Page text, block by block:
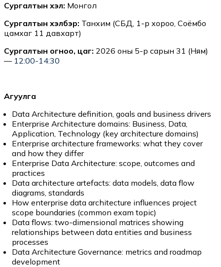
Сургалтын хэл: Монгол
Сургалтын хэлбэр: Танхим (СБД, 1-р хороо, Соёмбо
цамхаг 11 давхарт)
Сургалтын огноо, цаг: 2026 оны 5-р сарын 31 (Ням)
— 12:00-14:30
Агуулга
Data Architecture definition, goals and business drivers
Enterprise Architecture domains: Business, Data,
Application, Technology (key architecture domains)
Enterprise architecture frameworks: what they cover
and how they differ
Enterprise Data Architecture: scope, outcomes and
practices
Data architecture artefacts: data models, data flow
diagrams, standards
How enterprise data architecture influences project
scope boundaries (common exam topic)
Data flows: two-dimensional matrices showing
relationships between data entities and business
processes
Data Architecture Governance: metrics and roadmap
development